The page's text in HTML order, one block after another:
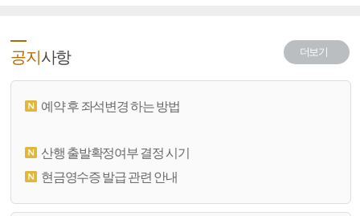
공지 사항 더보기
예약 후 좌석변경 하는 방법
산행 출발확정여부 결정 시기
현금영수증 발급 관련 안내